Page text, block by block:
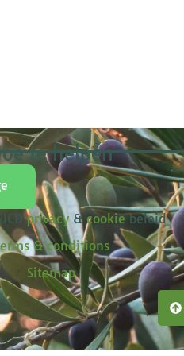
te helpen
privacy& cookiebeleid
& conditions
Sitemap